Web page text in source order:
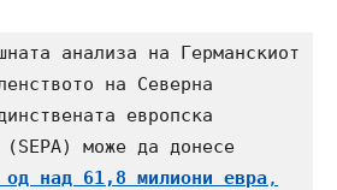
анализа на Германскиот
на Северна
европска
од над 61,8 милиони евра,